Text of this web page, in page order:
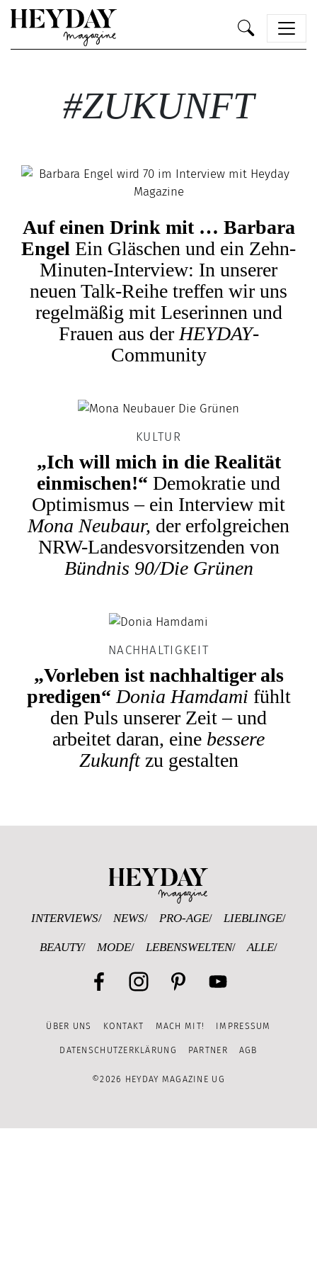
#ZUKUNFT
Auf einen Drink mit … Barbara
Engel Ein Gläschen und ein Zehn-
Minuten-Interview: In unserer
neuen Talk-Reihe treffen wir uns
regelmäßig mit Leserinnen und
Frauen aus der HEYDAY-
Community
KULTUR
„Ich will mich in die Realität
einmischen!“ Demokratie und
Optimismus – ein Interview mit
Mona Neubaur, der erfolgreichen
NRW-Landesvorsitzenden von
Bündnis 90/Die Grünen
NACHHALTIGKEIT
„Vorleben ist nachhaltiger als
predigen“ Donia Hamdami fühlt
den Puls unserer Zeit – und
arbeitet daran, eine bessere
Zukunftzu gestalten
INTERVIEWS NEWS PRO-AGE LIEBLINGE
BEAUTY MODE LEBENSWELTEN ALLE
Channel
ÜBER UNS KONTAKT MACH MIT! IMPRESSUM
DATENSCHUTZERKLÄRUNG PARTNER AGB
©2026 HEYDAY MAGAZINE UG